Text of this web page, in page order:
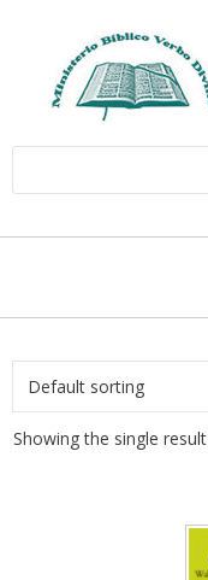
Showing the single result